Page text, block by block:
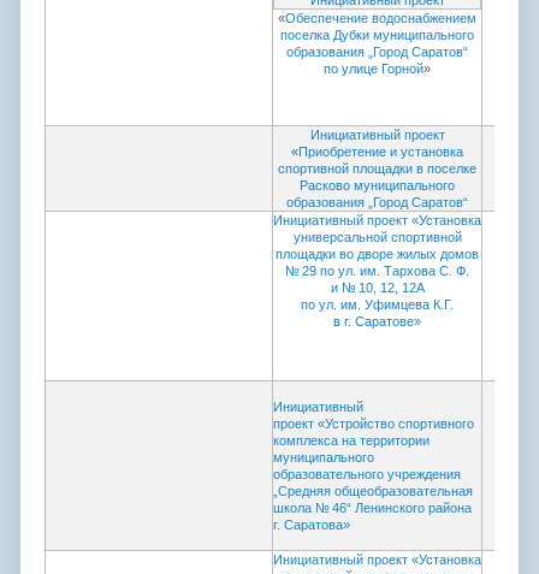
«Обеспечение водоснабжением
поселка Дубки муниципального
образования „Город Саратов“
по улице Горной»
Инициативный проект
«Приобретение и установка
спортивной площадки в поселке
Расково муниципального
образования „Город Саратов“
Инициативный проект «Установка
универсальной спортивной
площадки во дворе жилых домов
№ 29 по ул. им. Тархова С. Ф.
и № 10, 12, 12А
по ул. им. Уфимцева К.Г.
в г. Саратове»
Инициативный
проект «Устройство спортивного
комплекса на территории
муниципального
образовательного учреждения
„Средняя общеобразовательная
школа № 46“ Ленинского района
г. Саратова»
Инициативный проект «Установка